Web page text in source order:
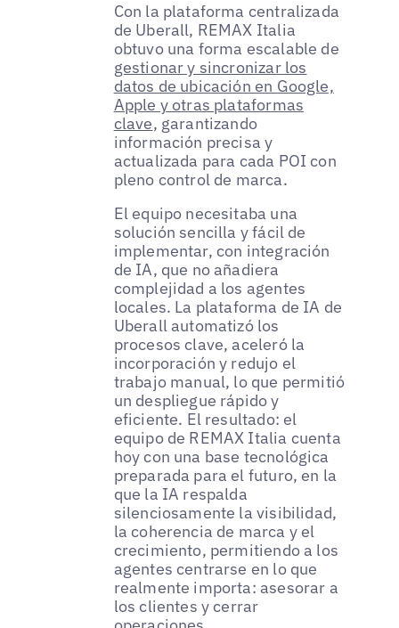
Con la plataforma centralizada
de Uberall, REMAX Italia
obtuvo una forma escalable de
gestionar y sincronizar los
datos de ubicación en Google,
Apple y otras plataformas
clave, garantizando
información precisa y
actualizada para cada POI con
pleno control de marca.
El equipo necesitaba una
solución sencilla y fácil de
implementar, con integración
de IA, que no añadiera
complejidad a los agentes
locales. La plataforma de IA de
Uberall automatizó los
procesos clave, aceleró la
incorporación y redujo el
trabajo manual, lo que permitió
un despliegue rápido y
eficiente. El resultado: el
equipo de REMAX Italia cuenta
hoy con una base tecnológica
preparada para el futuro, en la
que la IA respalda
silenciosamente la visibilidad,
la coherencia de marca y el
crecimiento, permitiendo a los
agentes centrarse en lo que
realmente importa: asesorar a
los clientes y cerrar